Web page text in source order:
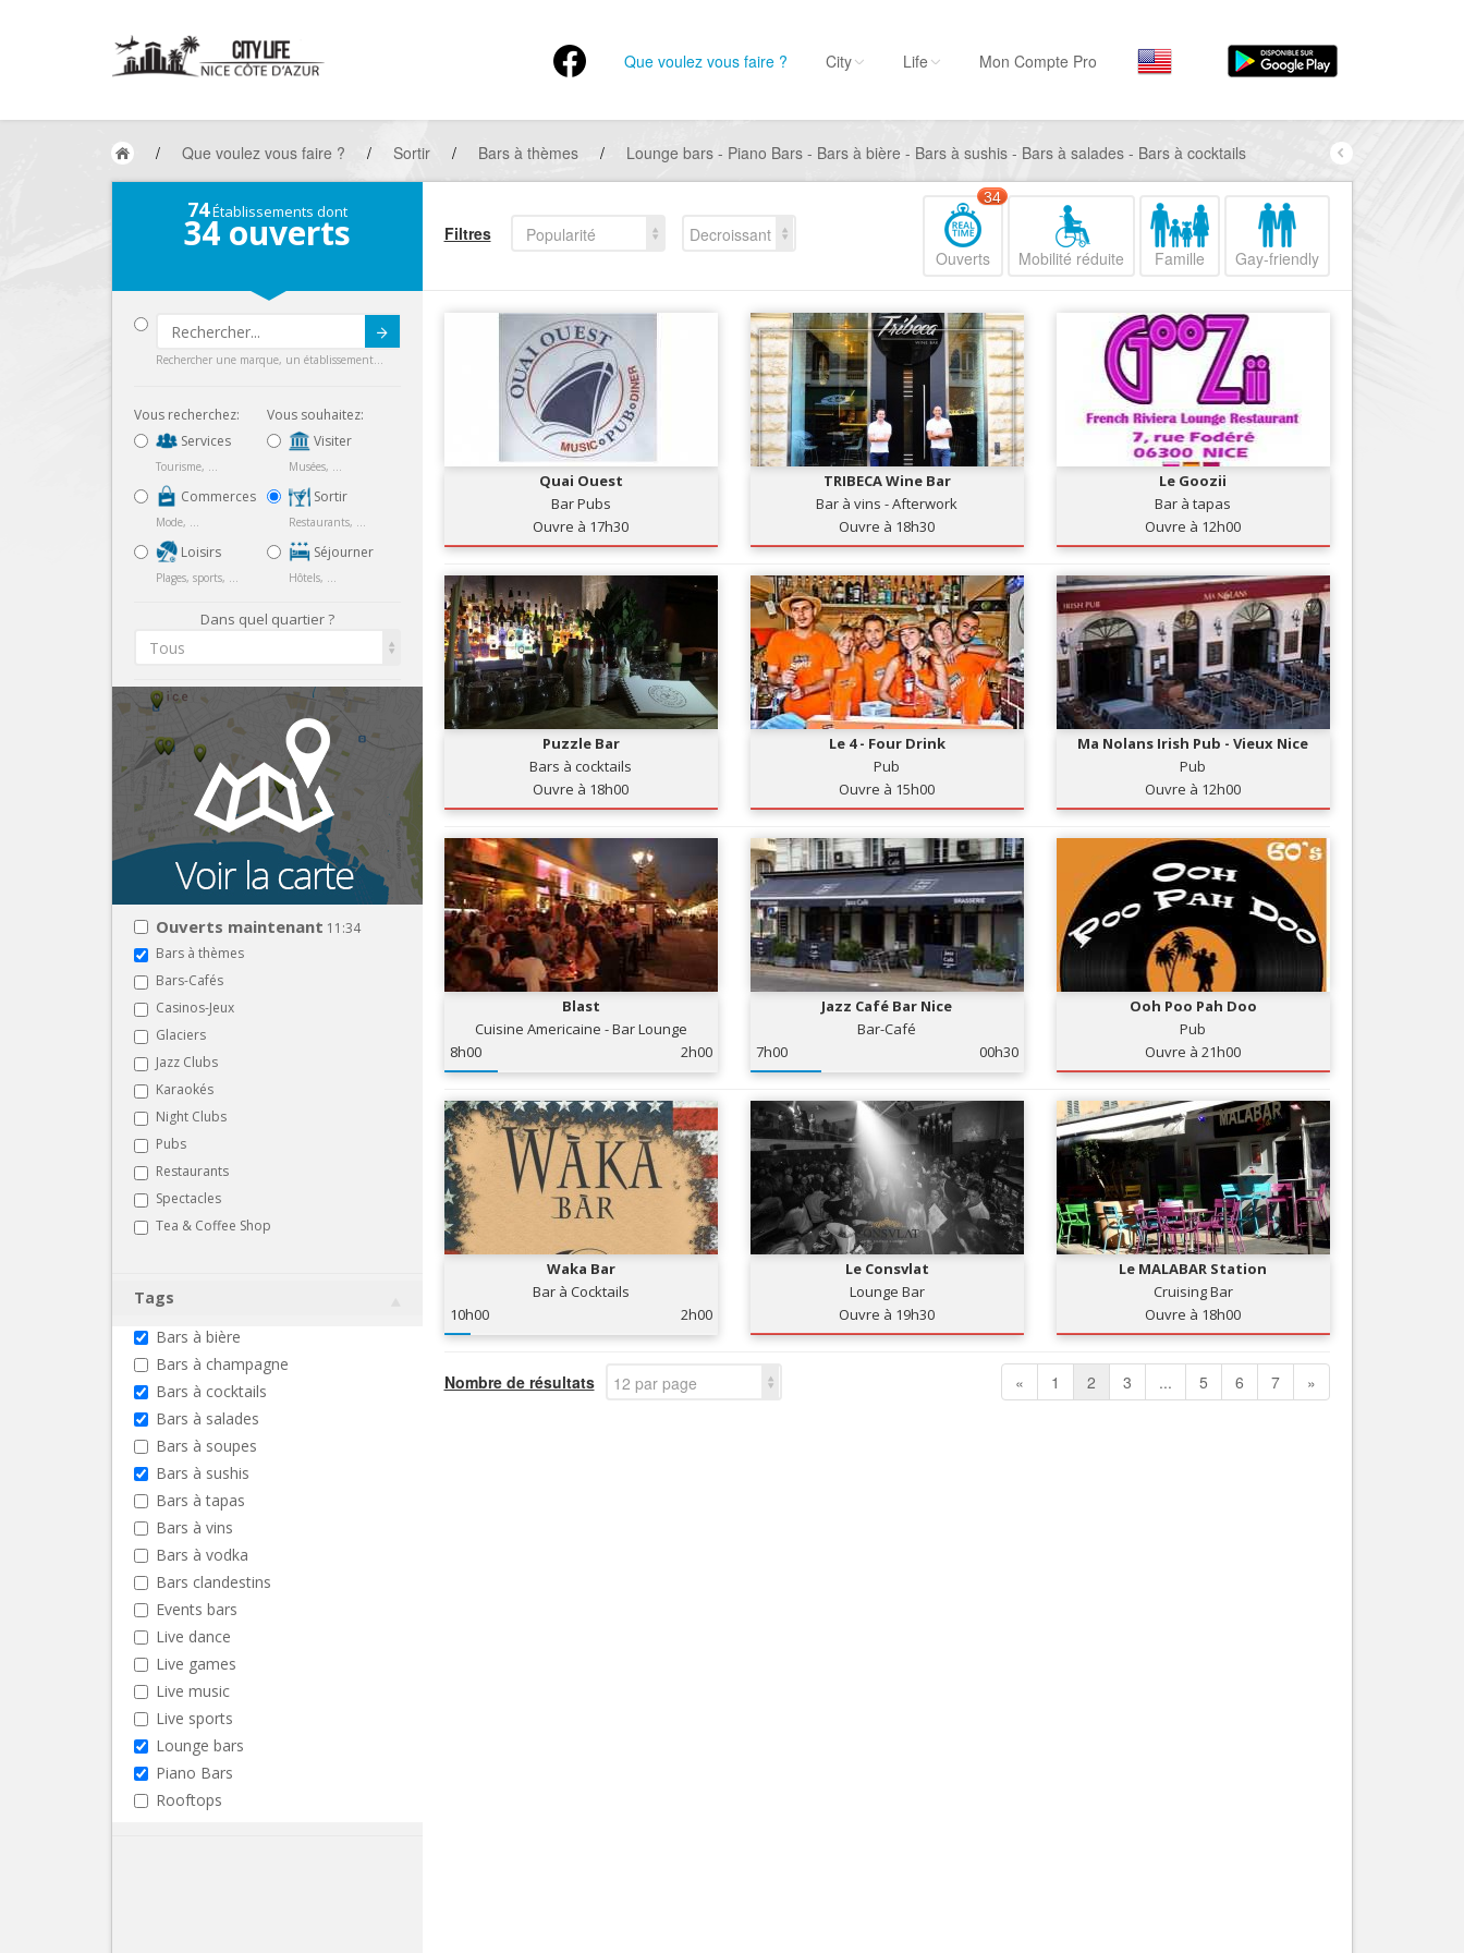
Que voulez vous faire ?
Par activité
Hôtels, ...
Visiter
Sortir
Restaurants, ...
Commerces
Mode, ...
Loisirs
Plages, sports, ...
Services
Tourisme, ...
Par quartiers
Nice Promenade du
Nice le Port
Nice le petit Marais Niçois
Nice la plaine du Var
Nice Aéroport
City Life Mon Compte Pro
/ Que voulez vous faire ? / Sortir / Bars à thèmes / Lounge bars - Piano Bars - Bars à bière - Bars à sushis - Bars à salades - Bars à cocktails
74Établissements dont
34 ouverts
Rechercher une marque, un établissement...
Vous recherchez:
Services
Tourisme, ...
Commerces
Mode, ...
Loisirs
Plages, sports, ...
Vous souhaitez:
Visiter
Musées, ...
Sortir
Restaurants, ...
Séjourner
Hôtels, ...
Dans quel quartier ?
Tous
Ouverts maintenant 11:34
Bars à thèmes
Bars-Cafés
Casinos-Jeux
Glaciers
Jazz Clubs
Karaokés
Night Clubs
Pubs
Restaurants
Spectacles
Tea & Coffee Shop
Tags
Bars à bière
Bars à champagne
Bars à cocktails
Bars à salades
Bars à soupes
Bars à sushis
Bars à tapas
Bars à vins
Bars à vodka
Bars clandestins
Events bars
Live dance
Live games
Live music
Live sports
Lounge bars
Piano Bars
Rooftops
Filtres Popularité
Decroissant
Ouverts
34
Mobilité réduite Famille Gay-friendly
Quai Ouest
Bar Pubs
Ouvre à 17h30
TRIBECA Wine Bar
Bar à vins - Afterwork
Ouvre à 18h30
Le Goozii
Bar à tapas
Ouvre à 12h00
Puzzle Bar
Bars à cocktails
Ouvre à 18h00
Le 4 - Four Drink
Pub
Ouvre à 15h00
Ma Nolans Irish Pub - Vieux Nice
Pub
Ouvre à 12h00
Blast
Cuisine Americaine - Bar Lounge
8h00
2h00
Jazz Café Bar Nice
Bar-Café
7h00
00h30
Ooh Poo Pah Doo
Pub
Ouvre à 21h00
Waka Bar
Bar à Cocktails
10h00
2h00
Le Consvlat
Lounge Bar
Ouvre à 19h30
Le MALABAR Station
Cruising Bar
Ouvre à 18h00
Nombre de résultats 12 par page « 1 2 3 ... 5 6 7 »